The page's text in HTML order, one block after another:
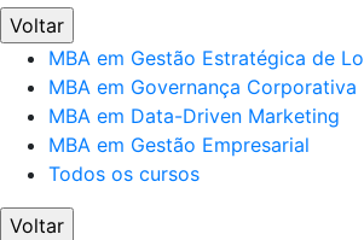
Voltar
MBA em Gestão Estratégica de
MBA em Governança Corporativa
MBA em Data-Driven Marketing
MBA em Gestão Empresarial
Todos os cursos
Voltar